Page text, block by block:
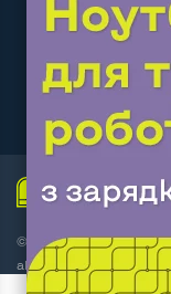
Мы принимаем:
наш
© Интернет-
аксессуары 2014-